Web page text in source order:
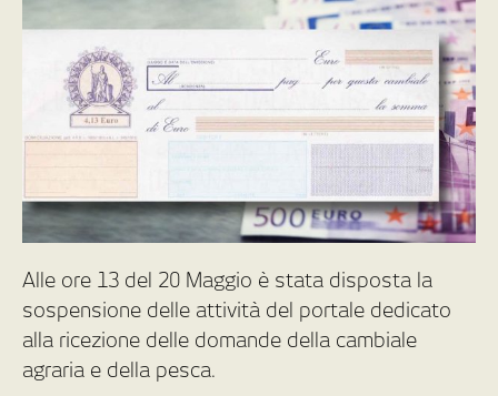
Alle ore 13 del 20 Maggio è stata disposta la
sospensione delle attività del portale dedicato
alla ricezione delle domande della cambiale
agraria e della pesca.